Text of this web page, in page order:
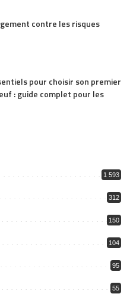
contre les risques
pour choisir son premier
: guide complet pour les
1 593
312
150
104
95
55